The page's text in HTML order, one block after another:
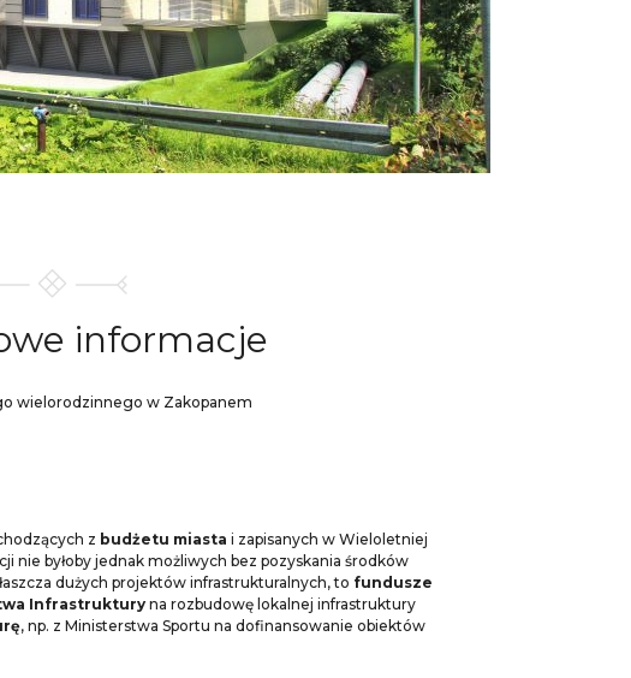
informacje
wielorodzinnego w Zakopanem
z budżetu miasta i zapisanych w Wieloletniej
byłoby jednak możliwych bez pozyskania środków
dużych projektów infrastrukturalnych, to fundusze
Infrastruktury na rozbudowę lokalnej infrastruktury
, np. z Ministerstwa Sportu na dofinansowanie obiektów